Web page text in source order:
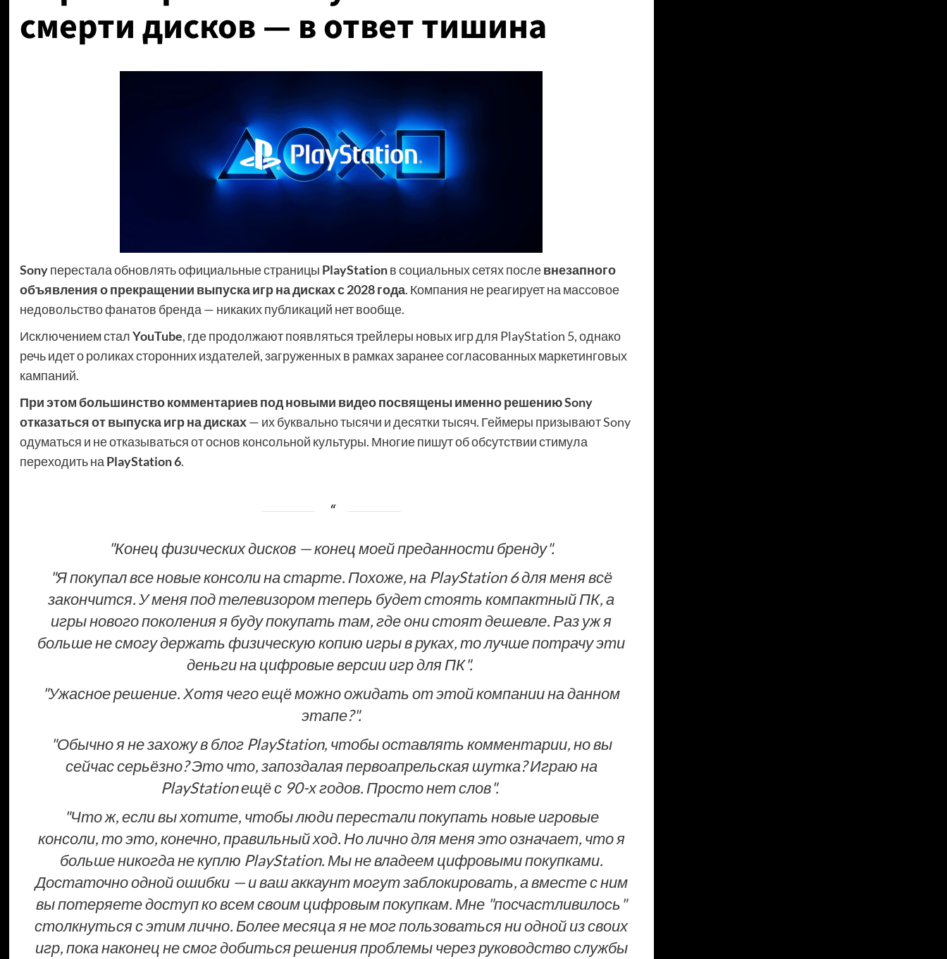
смерти дисков — в ответ тишина
Sonyперестала обновлять официальные страницы PlayStationв социальных сетях послевнезапного
объявления о прекращении выпуска игр на дисках с 2028 года. Компания не реагирует на массовое
недовольство фанатов бренда — никаких публикаций нет вообще.
Исключением сталYouTube, где продолжают появляться трейлеры новых игр для PlayStation 5, однако
речь идет о роликах сторонних издателей, загруженных в рамках заранее согласованных маркетинговых
кампаний.
При этом большинство комментариев под новыми видео посвящены именно решению Sony
отказаться от выпуска игр на дисках— их буквально тысячи и десятки тысяч. Геймеры призывают Sony
одуматься и не отказываться от основ консольной культуры. Многие пишут об обсутствии стимула
переходить на PlayStation 6.
"Конец физических дисков — конец моей преданности бренду".
"Я покупал все новые консоли на старте. Похоже, на PlayStation 6 для меня всё
закончится. У меня под телевизором теперь будет стоять компактный ПК, а
игры нового поколения я буду покупать там, где они стоят дешевле. Раз уж я
больше не смогу держать физическую копию игры в руках, то лучше потрачу эти
деньги на цифровые версии игр для ПК".
"Ужасное решение. Хотя чего ещё можно ожидать от этой компании на данном
этапе?".
"Обычно я не захожу в блог PlayStation, чтобы оставлять комментарии, но вы
сейчас серьёзно? Это что, запоздалая первоапрельская шутка? Играю на
PlayStation ещё с 90-х годов. Просто нет слов".
"Что ж, если вы хотите, чтобы люди перестали покупать новые игровые
консоли, то это, конечно, правильный ход. Но лично для меня это означает, что я
больше никогда не куплю PlayStation. Мы не владеем цифровыми покупками.
Достаточно одной ошибки — и ваш аккаунт могут заблокировать, а вместе с ним
вы потеряете доступ ко всем своим цифровым покупкам. Мне "посчастливилось"
столкнуться с этим лично. Более месяца я не мог пользоваться ни одной из своих
игр, пока наконец не смог добиться решения проблемы через руководство службы